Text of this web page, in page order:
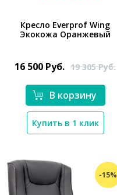
*}
Кресло Everprof Wing
Экокожа Оранжевый
16 500 Руб. 19 305Руб.
В корзину
Купить в 1 клик
-15%